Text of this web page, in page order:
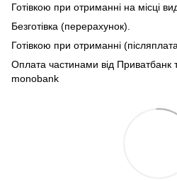
Готівкою при отриманні на місці
Безготівка (перерахунок).
Готівкою при отриманні
Оплата частинами від Приватбанк
monobank